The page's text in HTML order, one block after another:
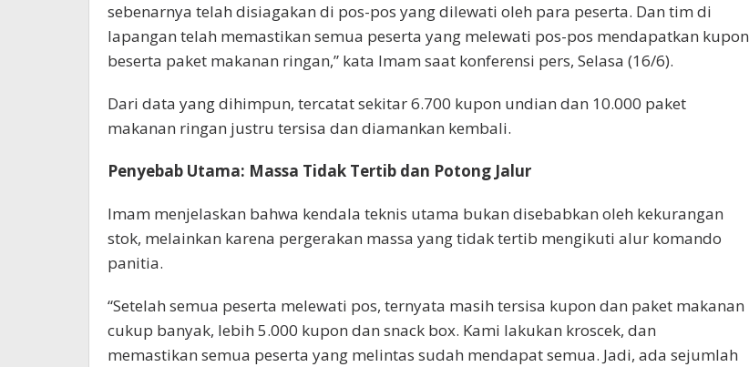
sebenarnya telah disiagakan di pos-pos yang dilewati oleh para peserta. Dan tim di
lapangan telah memastikan semua peserta yang melewati pos-pos mendapatkan kupon
beserta paket makanan ringan,” kata Imam saat konferensi pers, Selasa (16/6).
Dari data yang dihimpun, tercatat sekitar 6.700 kupon undian dan 10.000 paket
makanan ringan justru tersisa dan diamankan kembali.
Penyebab Utama: Massa Tidak Tertib dan Potong Jalur
Imam menjelaskan bahwa kendala teknis utama bukan disebabkan oleh kekurangan
stok, melainkan karena pergerakan massa yang tidak tertib mengikuti alur komando
panitia.
“Setelah semua peserta melewati pos, ternyata masih tersisa kupon dan paket makanan
cukup banyak, lebih 5.000 kupon dan snack box. Kami lakukan kroscek, dan
memastikan semua peserta yang melintas sudah mendapat semua. Jadi, ada sejumlah